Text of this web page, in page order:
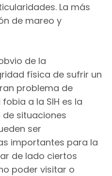
La más
de mareo y
de la
física de sufrir un
problema de
a la SIH es la
situaciones
ser
importantes para la
de lado ciertos
poder visitar o